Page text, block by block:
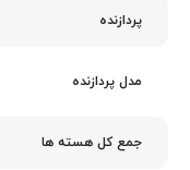
پردازنده
مدل پردازنده
جمع کل هسته ها